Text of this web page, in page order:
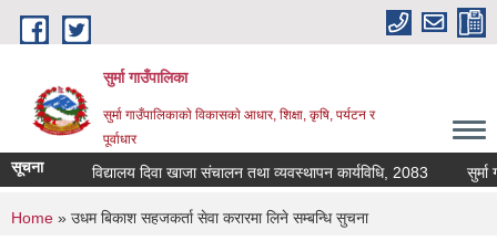
Skip to main content
सुर्मा गाउँपालिका
सुर्मा गाउँपालिकाकाे विकासकाे आधार, शिक्षा, कृषि, पर्यटन र
पूर्वाधार
सूचना विद्यालय दिवा खाजा संचालन तथा व्यवस्थापन कार्यविधि, 2083
You are here
Home » उधम बिकाश सहजकर्ता सेवा करारमा लिने सम्बन्धि सुचना